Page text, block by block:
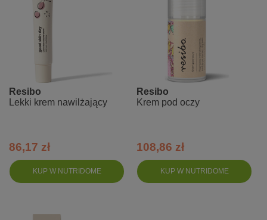
KUP W NUTRIDOME
Resibo
Lekki krem nawilżający
86,17 zł
KUP W NUTRIDOME
Resibo
Krem pod oczy
108,86 zł